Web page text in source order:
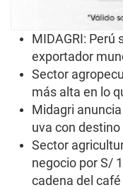
MIDAGRI: Perú
exportador
Sector
más alta en lo
Midagri
uva con
Sector
negocio por S/
cadena del café